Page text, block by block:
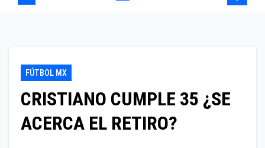
FÚTBOL MX
CRISTIANO CUMPLE 35 ¿SE
ACERCA EL RETIRO?